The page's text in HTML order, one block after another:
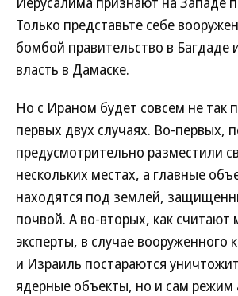
Только представьте себе
бомбой правительство в Багдаде
власть в Дамаске.
Но с Ираном будет совсем не так
первых двух случаях. Во-первых,
предусмотрительно разместили
нескольких местах, а главные
находятся под землей,
почвой. А во-вторых, как считают
эксперты, в случае
и Израиль постараются
ядерные объекты, но и сам режим